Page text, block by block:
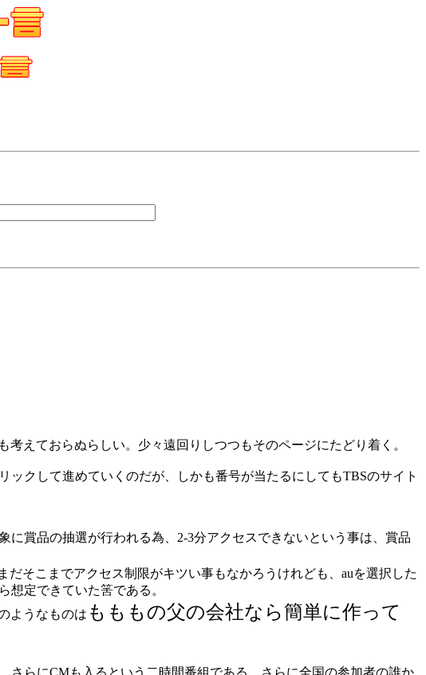
えておらぬらしい。少々遠回りしつつもそのページにたどり着く。
クして進めていくのだが、しかも番号が当たるにしてもTBSのサイト
賞品の抽選が行われる為、2-3分アクセスできないという事は、賞品
だそこまでアクセス制限がキツい事もなかろうけれども、auを選択した
定できていた筈である。
ようなものは もももの父の会社なら簡単に作って